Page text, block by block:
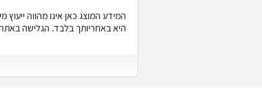
המידע המוצג כאן אינו מהווה
היא באחריותך בלבד. הגלישה